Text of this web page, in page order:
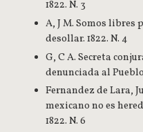
1822. N. 3
A, J M. Somos libres
desollar. 1822. N. 4
G, C A. Secreta
denunciada al
Fernandez de Lara,
mexicano no es
1822. N. 6